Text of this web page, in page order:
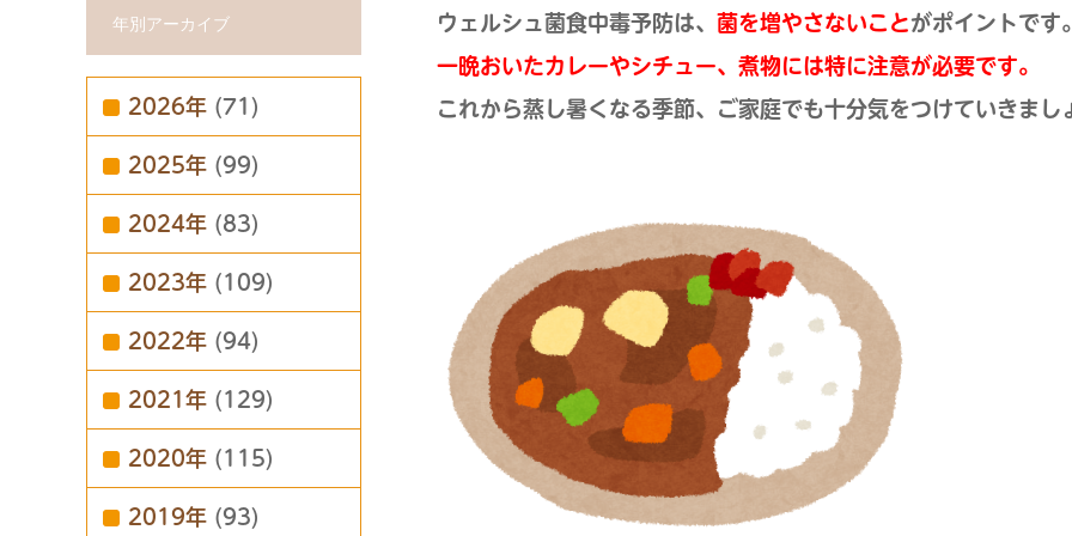
ウェルシュ菌食中毒予防は、 菌を増やさないことがポイントです。
一晩おいたカレーやシチュー、煮物には特に注意が必要です。
これから蒸し暑くなる季節、ご家庭でも十分気をつけていきまし
年別アーカイブ
2026年 (71)
2025年 (99)
2024年 (83)
2023年 (109)
2022年 (94)
2021年 (129)
2020年 (115)
2019年 (93)